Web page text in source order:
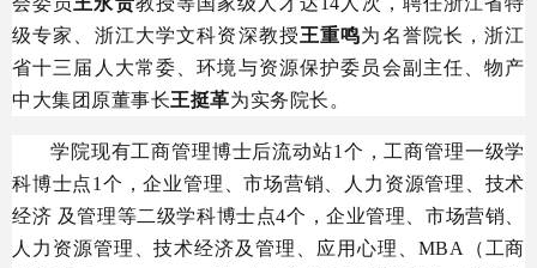
级专家、浙江大学文科资深教授王重鸣为名誉院长，浙江
省十三届人大常委、环境与资源保护委员会副主任、物产
中大集团原董事长王挺革为实务院长。
学院现有工商管理博士后流动站1个，工商管理一级学
科博士点1个，企业管理、市场营销、人力资源管理、技术
经济 及管理等二级学科博士点4个，企业管理、市场营销、
人力资源管理、技术经济及管理、应用心理、MBA（工商